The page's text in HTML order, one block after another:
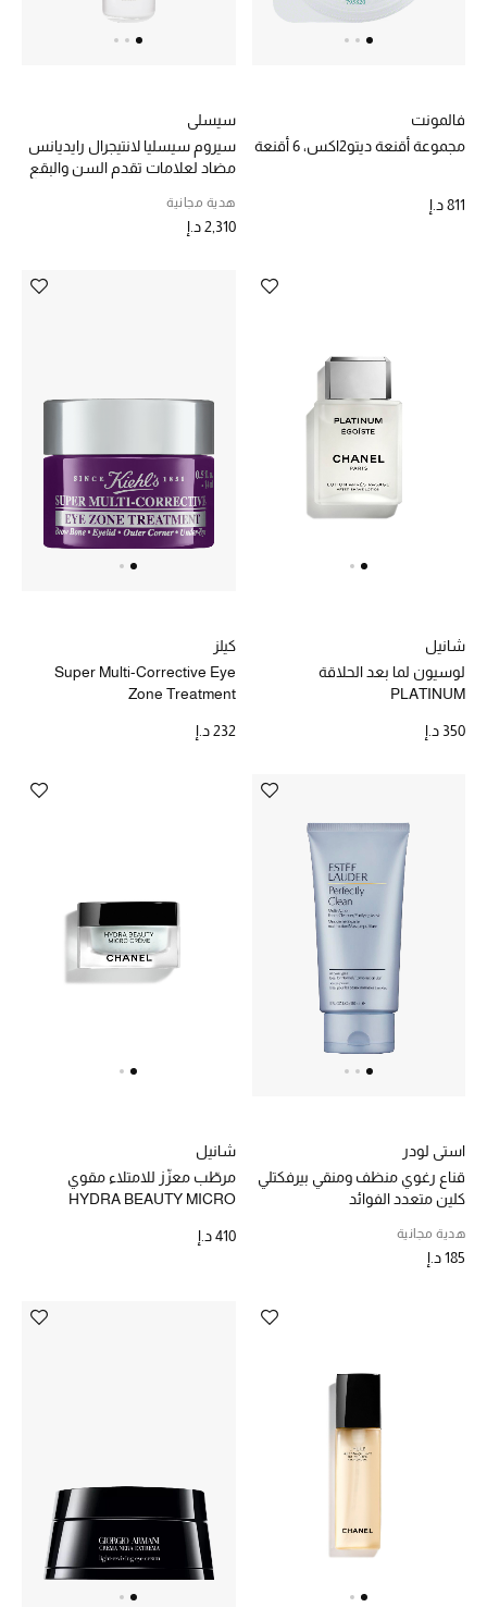
هدايا حسب السعر
المصممون
المصممون أ-ي
مستلزمات المنزل
تعكس توتيمي فن الأناقة السهلة بقطع أساسية راقية
مصممة لتدوم وتتجاوز صيحات الموسم
تسوقوا توتيمي
فالمونت
مجموعة أقنعة ديتو2اكس، 6 أقنعة
811 د.إ
سيسلي
سيروم سيسليا لانتيجرال رايديانس
مضاد لعلامات تقدم السن والبقع
هدية مجانية
2,310 د.إ
شانيل
لوسيون لما بعد الحلاقة
PLATINUM
350 د.إ
كيلز
Super Multi-Corrective Eye
Zone Treatment
232 د.إ
استي لودر
قناع رغوي منظف ومنقي بيرفكتلي
كلين متعدد الفوائد
هدية مجانية
185 د.إ
شانيل
مرطّب معزّز للامتلاء مقوي
HYDRA BEAUTY MICRO
410 د.إ